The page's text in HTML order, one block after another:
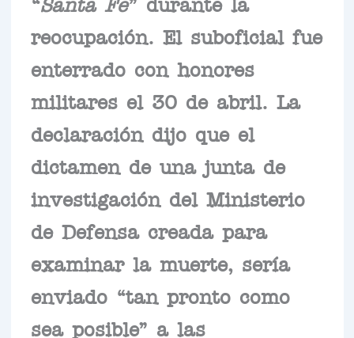
“Santa Fe” durante la
reocupación. El suboficial fue
enterrado con honores
militares el 30 de abril. La
declaración dijo que el
dictamen de una junta de
investigación del Ministerio
de Defensa creada para
examinar la muerte, sería
enviado “tan pronto como
sea posible” a las